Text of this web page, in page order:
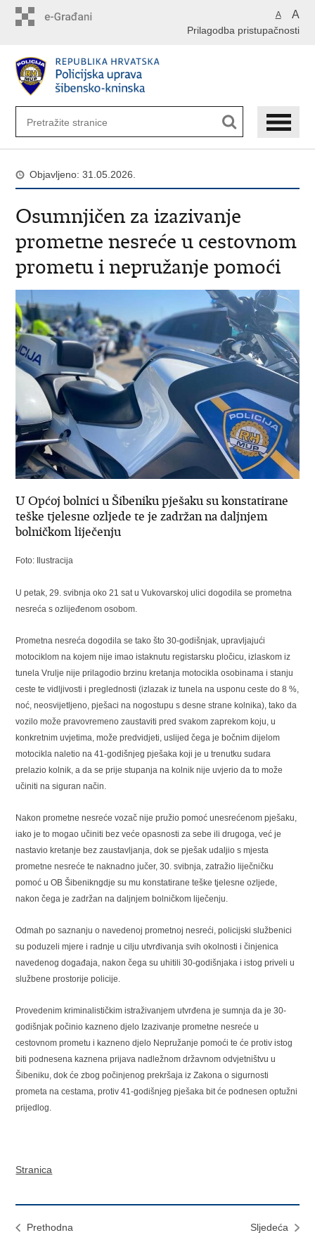
A A
Prilagodba pristupačnosti
Objavljeno: 31.05.2026.
Osumnjičen za izazivanje
prometne nesreće u cestovnom
prometu i nepružanje pomoći
U Općoj bolnici u Šibeniku pješaku su konstatirane
teške tjelesne ozljede te je zadržan na daljnjem
bolničkom liječenju
Foto: Ilustracija
U petak, 29. svibnja oko 21 sat u Vukovarskoj ulici dogodila se prometna
nesreća s ozlijeđenom osobom.
Prometna nesreća dogodila se tako što 30-godišnjak, upravljajući
motociklom na kojem nije imao istaknutu registarsku pločicu, izlaskom iz
tunela Vrulje nije prilagodio brzinu kretanja motocikla osobinama i stanju
ceste te vidljivosti i preglednosti (izlazak iz tunela na usponu ceste do 8 %,
noć, neosvijetljeno, pješaci na nogostupu s desne strane kolnika), tako da
vozilo može pravovremeno zaustaviti pred svakom zaprekom koju, u
konkretnim uvjetima, može predvidjeti, uslijed čega je bočnim dijelom
motocikla naletio na 41-godišnjeg pješaka koji je u trenutku sudara
prelazio kolnik, a da se prije stupanja na kolnik nije uvjerio da to može
učiniti na siguran način.
Nakon prometne nesreće vozač nije pružio pomoć unesrećenom pješaku,
iako je to mogao učiniti bez veće opasnosti za sebe ili drugoga, već je
nastavio kretanje bez zaustavljanja, dok se pješak udaljio s mjesta
prometne nesreće te naknadno jučer, 30. svibnja, zatražio liječničku
pomoć u OB Šibenikngdje su mu konstatirane teške tjelesne ozljede,
nakon čega je zadržan na daljnjem bolničkom liječenju.
Odmah po saznanju o navedenoj prometnoj nesreći, policijski službenici
su poduzeli mjere i radnje u cilju utvrđivanja svih okolnosti i činjenica
navedenog događaja, nakon čega su uhitili 30-godišnjaka i istog priveli u
službene prostorije policije.
Provedenim kriminalističkim istraživanjem utvrđena je sumnja da je 30-
godišnjak počinio kazneno djelo Izazivanje prometne nesreće u
cestovnom prometu i kazneno djelo Nepružanje pomoći te će protiv istog
biti podnesena kaznena prijava nadležnom državnom odvjetništvu u
Šibeniku, dok će zbog počinjenog prekršaja iz Zakona o sigurnosti
prometa na cestama, protiv 41-godišnjeg pješaka bit će podnesen optužni
prijedlog.
Stranica
Prethodna
Sljedeća